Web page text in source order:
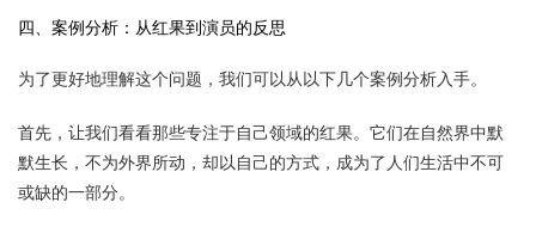
四、案例分析：从红果到演员的反思
为了更好地理解这个问题，我们可以从以下几个案例分析入手。
首先，让我们看看那些专注于自己领域的红果。它们在自然界中默
默生长，不为外界所动，却以自己的方式，成为了人们生活中不可
或缺的一部分。